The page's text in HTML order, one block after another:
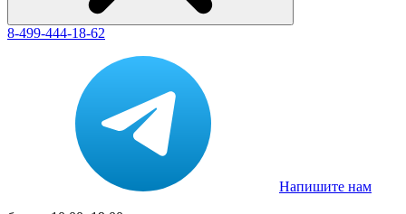
8-499-444-18-62
Напишите нам